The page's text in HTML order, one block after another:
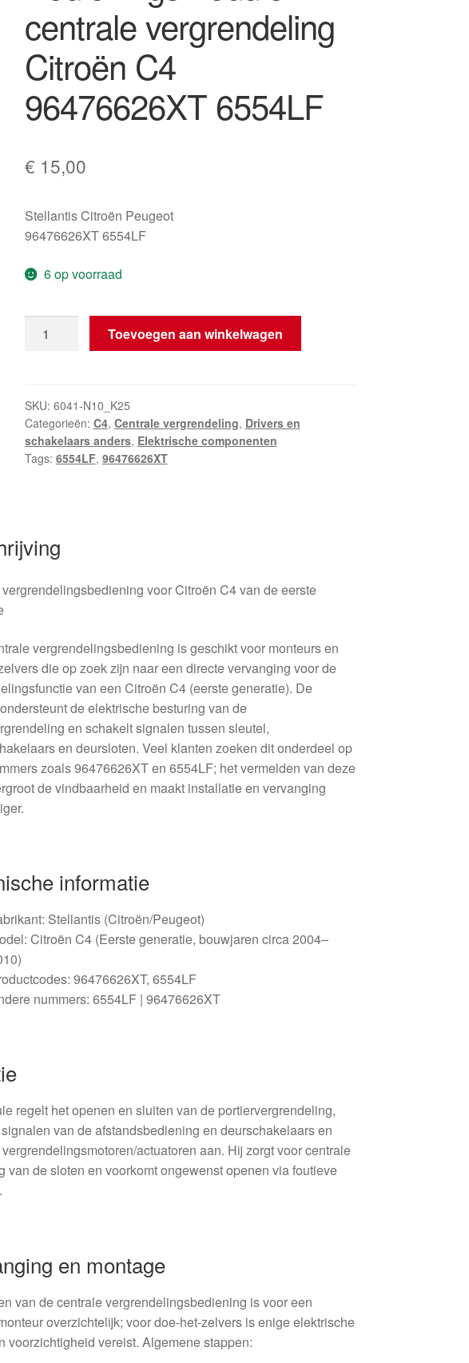
centrale vergrendeling
Citroën C4
96476626XT 6554LF
€ 15,00
Stellantis Citroën Peugeot
96476626XT 6554LF
6 op voorraad
Bedieningsmodule
centrale
C4
96476626XT
6554LF
hoeveelheid
Toevoegen aan winkelwagen
SKU: 6041-N10_K25
Categorieën: C4, Centrale vergrendeling, Drivers en
schakelaars anders, Elektrische componenten
Tags: 6554LF, 96476626XT
voor Citroën C4 van de eerste
vergrendelingsbediening is geschikt voor monteurs en
die op zoek zijn naar een directe vervanging voor de
van een Citroën C4 (eerste generatie). De
de elektrische besturing van de
en schakelt signalen tussen sleutel,
en deursloten. Veel klanten zoeken dit onderdeel op
zoals 96476626XT en 6554LF; het vermelden van deze
de vindbaarheid en maakt installatie en vervanging
informatie
Stellantis (Citroën/Peugeot)
Citroën C4 (Eerste generatie, bouwjaren circa 2004–
96476626XT, 6554LF
nummers: 6554LF | 96476626XT
regelt het openen en sluiten van de portiervergrendeling,
van de afstandsbediening en deurschakelaars en
actuatoren aan. Hij zorgt voor centrale
van de sloten en voorkomt ongewenst openen via foutieve
en montage
van de centrale vergrendelingsbediening is voor een
overzichtelijk; voor doe-het-zelvers is enige elektrische
voorzichtigheid vereist. Algemene stappen: